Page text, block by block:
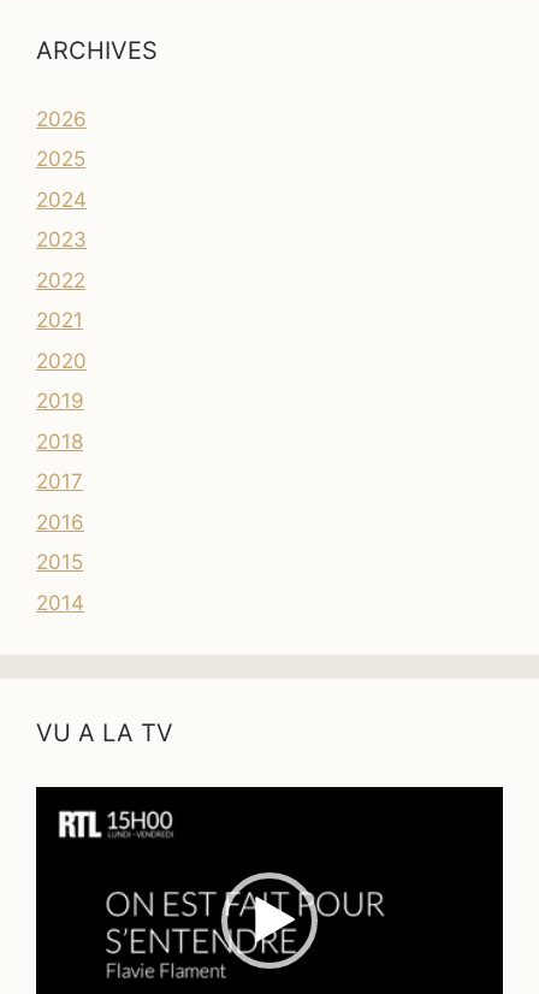
ARCHIVES
2026
2025
2024
2023
2022
2021
2020
2019
2018
2017
2016
2015
2014
VU A LA TV
vidéo